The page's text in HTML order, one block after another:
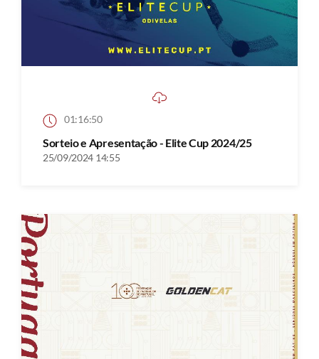
01:16:50
Sorteio e Apresentação - Elite Cup 2024/25
25/09/2024 14:55